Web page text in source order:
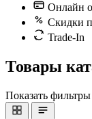
Онлайн
Скидки
Trade-In
Товары
Показать фильтры